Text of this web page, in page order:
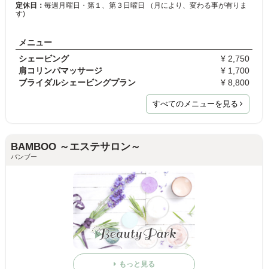
定休日： 毎週月曜日・第１、第３日曜日 （月により、変わる事が有りま
す)
メニュー
シェービング
¥ 2,750
肩コリンパマッサージ
¥ 1,700
ブライダルシェービングプラン
¥ 8,800
すべてのメニューを見る
BAMBOO ～エステサロン～
バンブー
もっと見る